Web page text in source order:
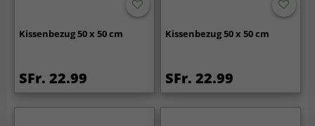
Kissenbezug 50 x 50 cm
SFr. 22.99
Kissenbezug 50 x 50 cm
SFr. 22.99